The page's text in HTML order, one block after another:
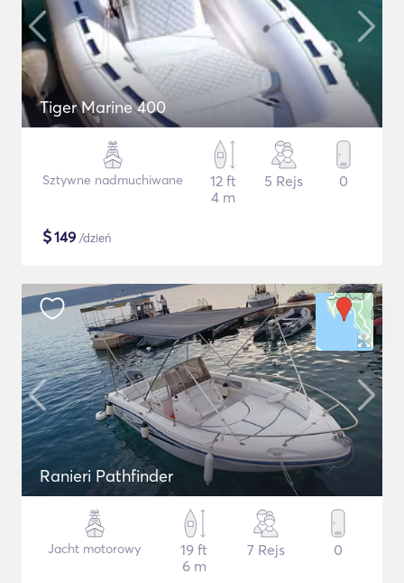
Tiger Marine 400
Sztywne nadmuchiwane
12 ft
4 m
5 Rejs 0
$149 /dzień
Ranieri Pathfinder
Jacht motorowy
19 ft
6 m
7 Rejs 0